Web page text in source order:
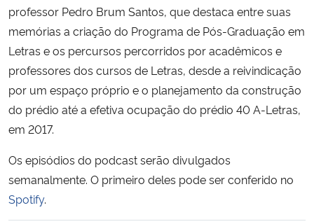
Ministério da Mulher, da Família e dos Direitos Humanos
Secretaria-Geral
Secretaria de Governo
Gabinete de Segurança Institucional
Advocacia-Geral da União
Banco Central do Brasil
professor Pedro Brum Santos, que destaca entre suas
memórias a criação do Programa de Pós-Graduação em
Letras e os percursos percorridos por acadêmicos e
professores dos cursos de Letras, desde a reivindicação
por um espaço próprio e o planejamento da construção
do prédio até a efetiva ocupação do prédio 40 A-Letras,
em 2017.
Os episódios do podcast serão divulgados
semanalmente. O primeiro deles pode ser conferido no
Spotify.